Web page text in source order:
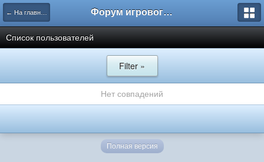
← На главную Форум игрового проекта Riverrise
Список пользователей
Filter »
Нет совпадений
Полная версия